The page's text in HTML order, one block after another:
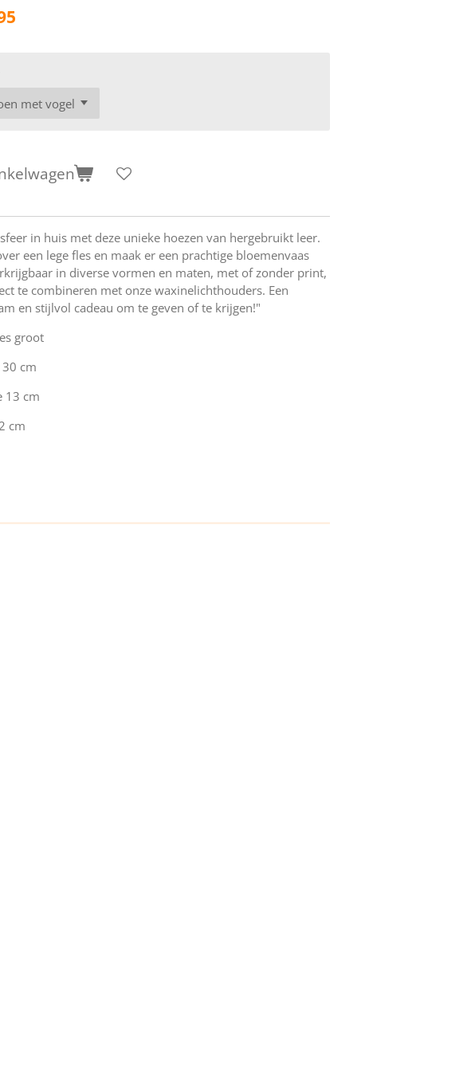
in huis met deze unieke hoezen van hergebruikt leer.
een lege fles en maak er een prachtige bloemenvaas
in diverse vormen en maten, met of zonder print,
te combineren met onze waxinelichthouders. Een
en stijlvol cadeau om te geven of te krijgen!"
groot
cm
13 cm
cm